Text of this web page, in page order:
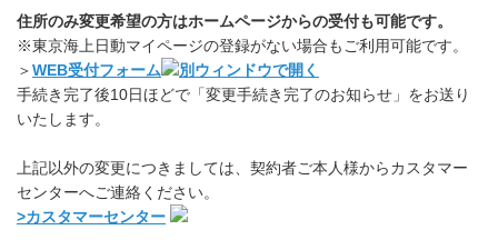
住所のみ変更希望の方はホームページからの受付も可能です。
※東京海上日動マイページの登録がない場合もご利用可能です。
＞WEB受付フォーム
手続き完了後10日ほどで「変更手続き完了のお知らせ」をお送り
いたします。
上記以外の変更につきましては、契約者ご本人様からカスタマー
センターへご連絡ください。
>カスタマーセンター